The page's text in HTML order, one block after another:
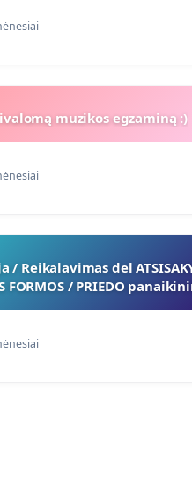
muzikos egzaminą :)
/ Reikalavimas del
FORMOS / PRIEDO